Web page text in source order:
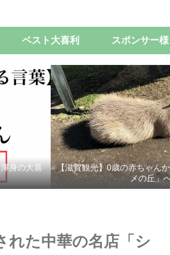
ベスト大喜利 スポンサー様
身の大喜
【滋賀観光】0歳の赤ちゃん
メの丘」
れた中華の名店「シ